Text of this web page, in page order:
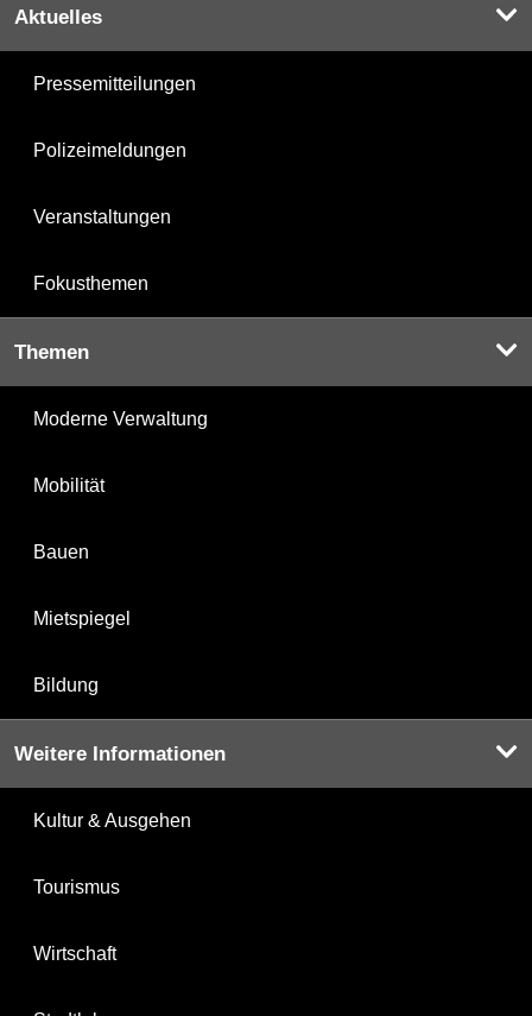
Aktuelles
Pressemitteilungen
Polizeimeldungen
Veranstaltungen
Fokusthemen
Themen
Moderne Verwaltung
Mobilität
Bauen
Mietspiegel
Bildung
Weitere Informationen
Kultur & Ausgehen
Tourismus
Wirtschaft